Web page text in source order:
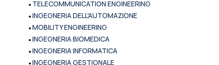
• TELECOMMUNICATION ENGINEERING
•INGEGNERIA DELL'AUTOMAZIONE
•MOBILITY ENGINEERING
•INGEGNERIA BIOMEDICA
•INGEGNERIA INFORMATICA
INGEGNERIA GESTIONALE